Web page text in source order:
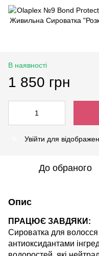
В наявності
1 850 грн
Увійти для
До обраного
Опис
ПРАЦЮЄ ЗАВДЯКИ :
Сироватка для
антиоксидантами